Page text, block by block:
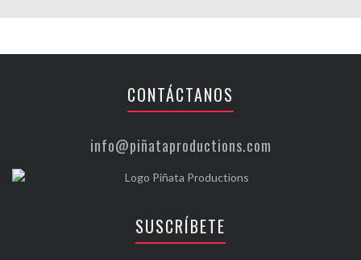
CONTÁCTANOS
info@piñataproductions.com
SUSCRÍBETE